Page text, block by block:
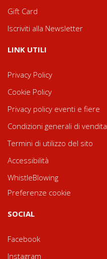
Gift Card
Iscriviti alla Newsletter
LINK UTILI
Privacy Policy
Cookie Policy
Privacy policy eventi e fiere
Condizioni generali di vendita
Termini di utilizzo del sito
Accessibilità
WhistleBlowing
Preferenze cookie
SOCIAL
Facebook
Instagram